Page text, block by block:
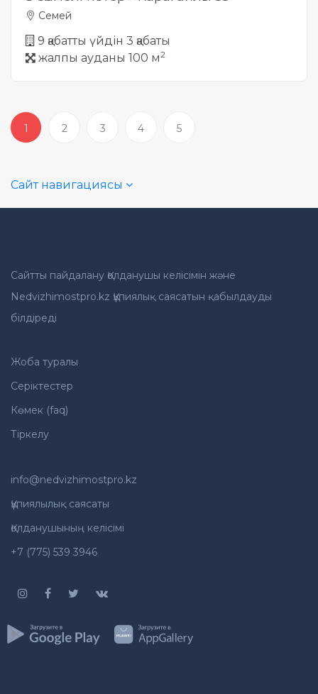
Семей
9 қабатты үйдін 3 қабаты
жалпы ауданы 100 м2
1 2 3 4 5
Сайт навигациясы
Сайтты пайдалану Қолданушы келісімін және
Nedvizhimostpro.kz Құпиялық саясатын қабылдауды
білдіреді
Жоба туралы
Серіктестер
Көмек (faq)
Тіркелу
info@nedvizhimostpro.kz
Құпиялылық саясаты
Қолданушының келісімі
+7 (775) 539 3946